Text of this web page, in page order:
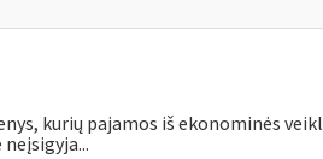
kurių pajamos iš ekonominės